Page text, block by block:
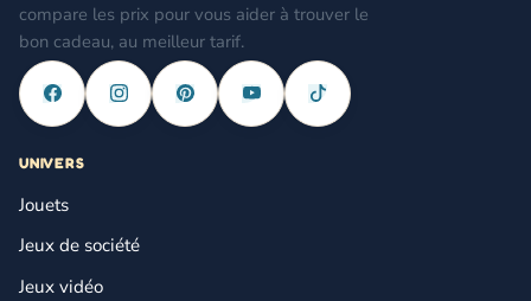
compare les prix pour vous aider à trouver le
bon cadeau, au meilleur tarif.
UNIVERS
Jouets
Jeux de société
Jeux vidéo